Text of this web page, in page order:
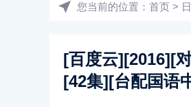
您当前的位置： 首页 >
[百度云][2016][
[42集][台配国语